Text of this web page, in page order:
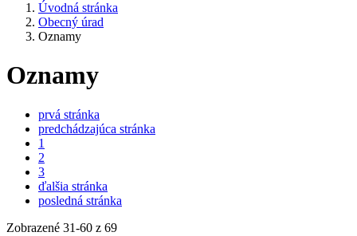
Úvodná stránka
Obecný úrad
Oznamy
Oznamy
prvá stránka
predchádzajúca stránka
1
2
3
ďalšia stránka
posledná stránka
Zobrazené 31-60 z 69